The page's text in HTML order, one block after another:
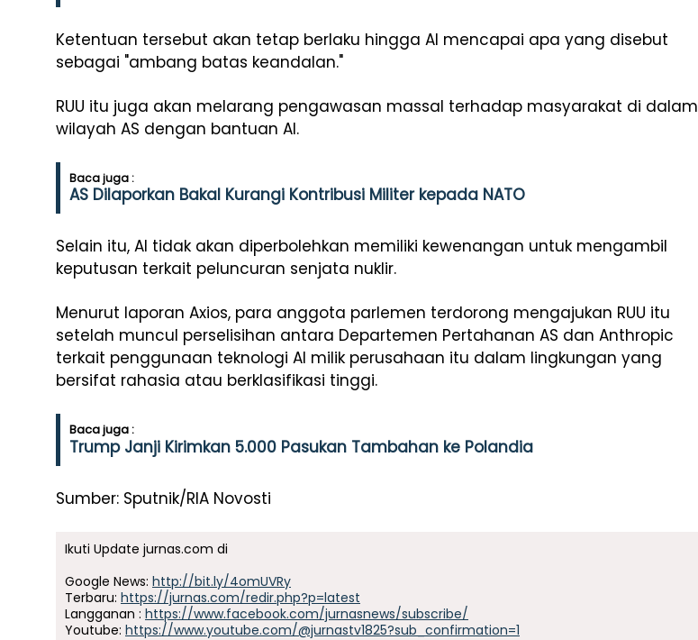
Ketentuan tersebut akan tetap berlaku hingga AI mencapai apa yang disebut
sebagai "ambang batas keandalan."
RUU itu juga akan melarang pengawasan massal terhadap masyarakat di dalam
wilayah AS dengan bantuan AI.
Baca juga :
AS Dilaporkan Bakal Kurangi Kontribusi Militer kepada NATO
Selain itu, AI tidak akan diperbolehkan memiliki kewenangan untuk mengambil
keputusan terkait peluncuran senjata nuklir.
Menurut laporan Axios, para anggota parlemen terdorong mengajukan RUU itu
setelah muncul perselisihan antara Departemen Pertahanan AS dan Anthropic
terkait penggunaan teknologi AI milik perusahaan itu dalam lingkungan yang
bersifat rahasia atau berklasifikasi tinggi.
Baca juga :
Trump Janji Kirimkan 5.000 Pasukan Tambahan ke Polandia
Sumber: Sputnik/RIA Novosti
Ikuti Update jurnas.com di
Google News: http://bit.ly/4omUVRy
Terbaru: https://jurnas.com/redir.php?p=latest
Langganan : https://www.facebook.com/jurnasnews/subscribe/
Youtube: https://www.youtube.com/@jurnastv1825?sub_confirmation=1